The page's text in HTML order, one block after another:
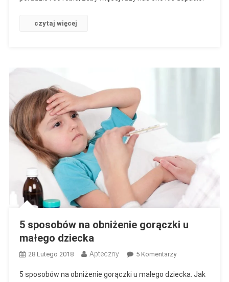
Z
czytaj więcej
5 sposobów na obniżenie gorączki u
małego dziecka
28 Lutego 2018 Apteczny 5 KomentarzyDo
Sposobów
5 sposobów na obniżenie gorączki u małego dziecka. Jak